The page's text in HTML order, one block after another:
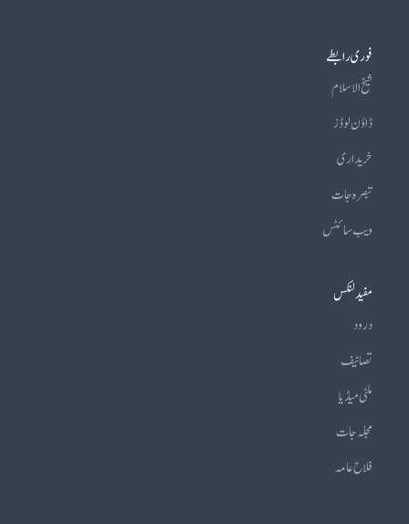
فوری رابطے
شیخ الاسلام
ڈاؤن لوڈز
خریداری
تبصرہ جات
ویب سائٹس
مفید لنکس
درود
تصانیف
ملٹی میڈیا
مجلہ جات
فلاح عامہ